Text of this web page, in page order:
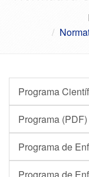
Programa
Programa (PDF)
Programa de